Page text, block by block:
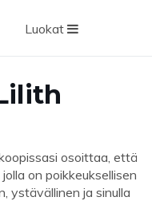
Luokat
osoittaa, että
on poikkeuksellisen
ystävällinen ja sinulla